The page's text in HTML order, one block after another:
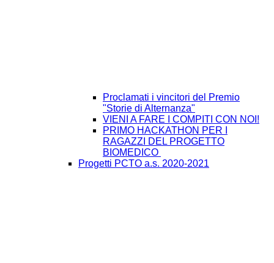
Proclamati i vincitori del Premio
"Storie di Alternanza"
VIENI A FARE I COMPITI CON NOI!
PRIMO HACKATHON PER I
RAGAZZI DEL PROGETTO
BIOMEDICO
Progetti PCTO a.s. 2020-2021